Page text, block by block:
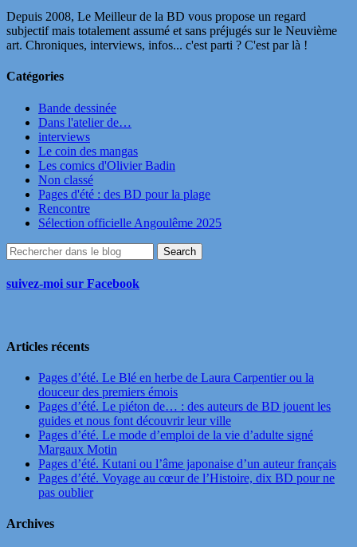
Depuis 2008, Le Meilleur de la BD vous propose un regard
subjectif mais totalement assumé et sans préjugés sur le Neuvième
art. Chroniques, interviews, infos... c'est parti ? C'est par là !
Catégories
Bande dessinée
Dans l'atelier de…
interviews
Le coin des mangas
Les comics d'Olivier Badin
Non classé
Pages d'été : des BD pour la plage
Rencontre
Sélection officielle Angoulême 2025
suivez-moi sur Facebook
Articles récents
Pages d’été. Le Blé en herbe de Laura Carpentier ou la
douceur des premiers émois
Pages d’été. Le piéton de… : des auteurs de BD jouent les
guides et nous font découvrir leur ville
Pages d’été. Le mode d’emploi de la vie d’adulte signé
Margaux Motin
Pages d’été. Kutani ou l’âme japonaise d’un auteur français
Pages d’été. Voyage au cœur de l’Histoire, dix BD pour ne
pas oublier
Archives